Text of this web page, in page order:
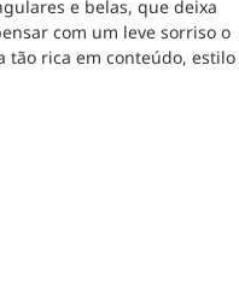
e belas, que deixa
com um leve sorriso o
tão rica em conteúdo, estilo